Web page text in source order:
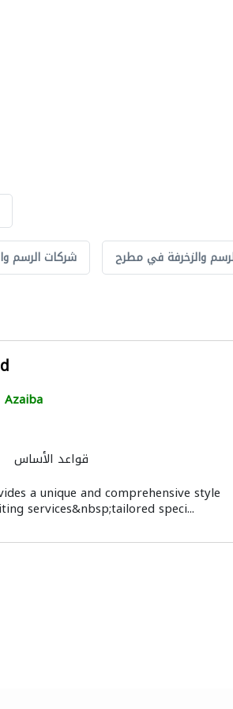
شركات الرسم والزخرفة في مطرح
Azaiba
قواعد الأساس
a unique and comprehensive style
services&nbsp;tailored speci...